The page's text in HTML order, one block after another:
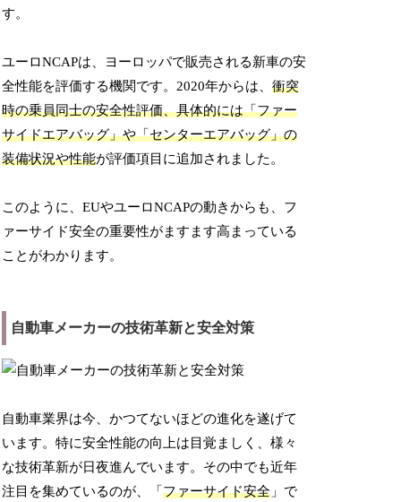
す。
ユーロNCAPは、ヨーロッパで販売される新車の安
全性能を評価する機関です。2020年からは、衝突
時の乗員同士の安全性評価、具体的には「ファー
サイドエアバッグ」や「センターエアバッグ」の
装備状況や性能が評価項目に追加されました。
このように、EUやユーロNCAPの動きからも、フ
ァーサイド安全の重要性がますます高まっている
ことがわかります。
自動車メーカーの技術革新と安全対策
自動車業界は今、かつてないほどの進化を遂げて
います。特に安全性能の向上は目覚ましく、様々
な技術革新が日夜進んでいます。その中でも近年
注目を集めているのが、「ファーサイド安全 」で